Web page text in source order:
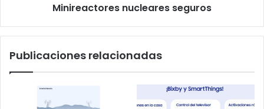
Minireactores nucleares seguros
Publicaciones relacionadas